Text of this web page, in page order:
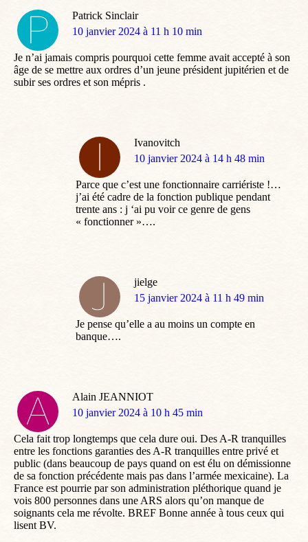
Patrick Sinclair
dit
10 janvier 2024 à 11 h 10 min
Je n’ai jamais compris pourquoi cette femme avait accepté à son
âge de se mettre aux ordres d’un jeune président jupitérien et de
subir ses ordres et son mépris .
Ivanovitch
dit
10 janvier 2024 à 14 h 48 min
Parce que c’est une fonctionnaire carriériste !…
j’ai été cadre de la fonction publique pendant
trente ans : j ‘ai pu voir ce genre de gens
« fonctionner »….
jielge
dit
15 janvier 2024 à 11 h 49 min
Je pense qu’elle a au moins un compte en
banque….
Alain JEANNIOT
dit
10 janvier 2024 à 10 h 45 min
Cela fait trop longtemps que cela dure oui. Des A-R tranquilles
entre les fonctions garanties des A-R tranquilles entre privé et
public (dans beaucoup de pays quand on est élu on démissionne
de sa fonction précédente mais pas dans l’armée mexicaine). La
France est pourrie par son administration pléthorique quand je
vois 800 personnes dans une ARS alors qu’on manque de
soignants cela me révolte. BREF Bonne année à tous ceux qui
lisent BV.